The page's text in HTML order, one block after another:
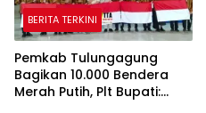
BERITA TERKINI
Pemkab Tulungagung
Bagikan 10.000 Bendera
Merah Putih, Plt Bupati: